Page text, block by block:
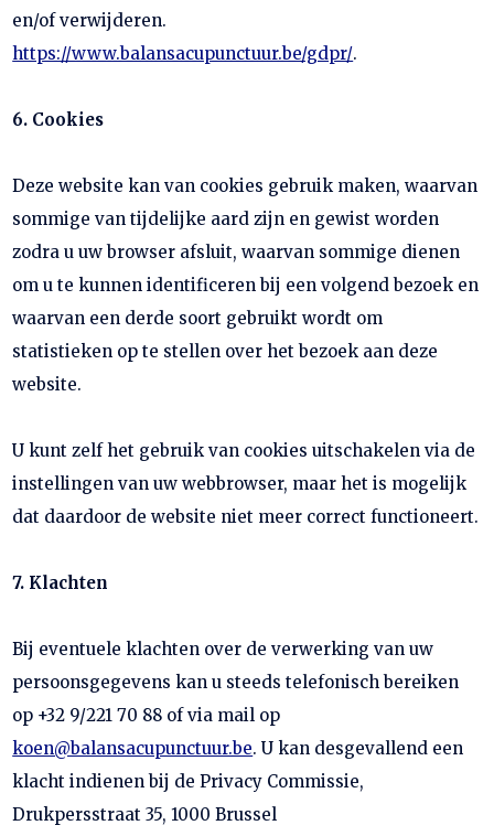
en/of verwijderen.
https://www.balansacupunctuur.be/gdpr/.
6. Cookies
Deze website kan van cookies gebruik maken, waarvan
sommige van tijdelijke aard zijn en gewist worden
zodra u uw browser afsluit, waarvan sommige dienen
om u te kunnen identificeren bij een volgend bezoek en
waarvan een derde soort gebruikt wordt om
statistieken op te stellen over het bezoek aan deze
website.
U kunt zelf het gebruik van cookies uitschakelen via de
instellingen van uw webbrowser, maar het is mogelijk
dat daardoor de website niet meer correct functioneert.
7. Klachten
Bij eventuele klachten over de verwerking van uw
persoonsgegevens kan u steeds telefonisch bereiken
op +32 9/221 70 88 of via mail op
koen@balansacupunctuur.be. U kan desgevallend een
klacht indienen bij de Privacy Commissie,
Drukpersstraat 35, 1000 Brussel